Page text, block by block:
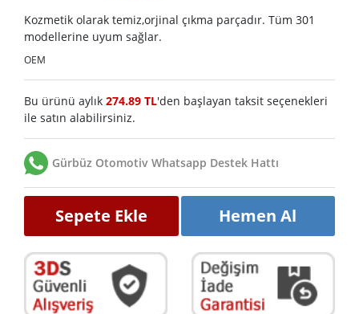
Kozmetik olarak temiz,orjinal çıkma parçadır. Tüm 301
modellerine uyum sağlar.
OEM
Bu ürünü aylık 274.89 TL'den başlayan taksit seçenekleri
ile satın alabilirsiniz.
Gürbüz Otomotiv Whatsapp Destek Hattı
Sepete Ekle Hemen Al